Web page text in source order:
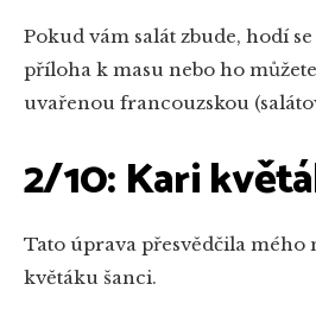
Pokud vám salát zbude, hodí
příloha k masu nebo ho můžete
uvařenou francouzskou
2/10: Kari
Tato úprava přesvědčila mého
květáku šanci.